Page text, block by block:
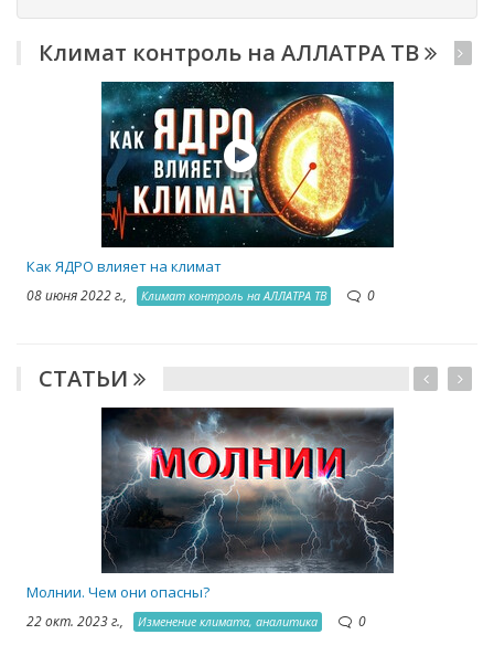
Климат контроль на АЛЛАТРА ТВ
Как ЯДРО влияет на климат
08 июня 2022 г., Климат контроль на АЛЛАТРА ТВ 0
СТАТЬИ
Молнии. Чем они опасны?
22 окт. 2023 г., Изменение климата, аналитика 0